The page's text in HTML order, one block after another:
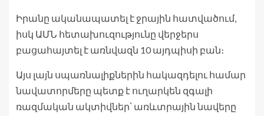
Իրանը ականապատել է ջրային հատվածում,
իսկ ԱՄՆ հետախուզությունը վերջերս
բացահայտել է առնվազն 10 այդպիսի բան։
Այս լայն սպառնալիքներին հակազդելու համար
նավատորմերը պետք է ուղարկեն զգալի
ռազմական ակտիվներ՝ առևտրային նավերը